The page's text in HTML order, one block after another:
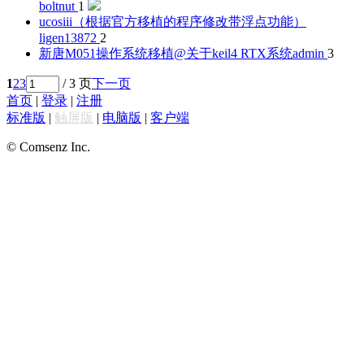
boltnut 1
ucosiii（根据官方移植的程序修改带浮点功能）
ligen13872 2
新唐M051操作系统移植@关于keil4 RTX系统admin 3
123 / 3 页下一页
首页 | 登录 | 注册
标准版 | 触屏版 | 电脑版 | 客户端
© Comsenz Inc.